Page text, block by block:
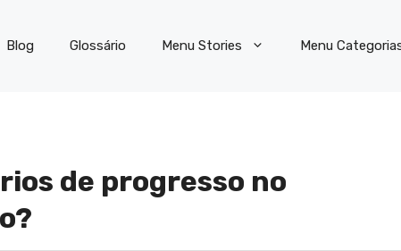
Blog Glossário Menu Stories Menu
de progresso no